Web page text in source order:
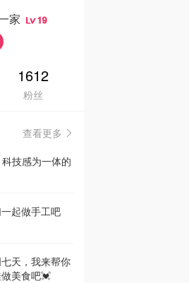
🇩🇪
🇮🇹
🇦🇺
🇳🇿新西兰
家 19
1612
粉丝
查看更多
技感为一体的
起做手工吧
天，我来帮你
美食吧💓